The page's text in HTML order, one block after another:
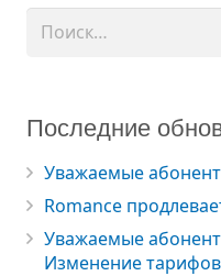
Найти:
Последние
Уважаемые
Romance
Уважаемые
Изменение тарифов